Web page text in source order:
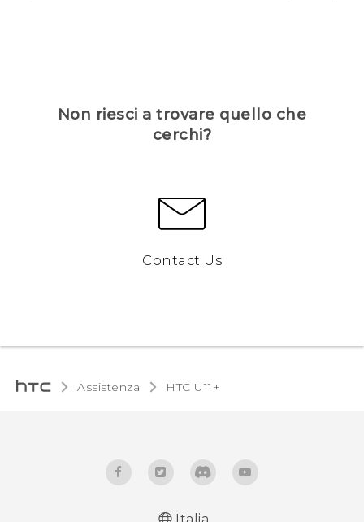
Non riesci a trovare quello che
cerchi?
Contact Us
Assistenza HTC U11+‎
Italia